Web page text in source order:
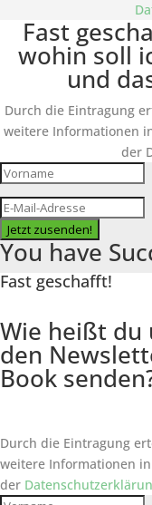
Fast
wohin soll
und
Durch die Eintragung
weitere Informationen
der
Jetzt zusenden!
You have
Fast geschafft!
Wie heißt du
den
Book
Durch die Eintragung
weitere Informationen
der